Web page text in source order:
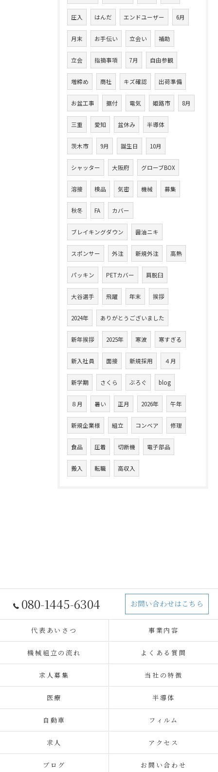
圧入 はんだ エンドユーザー 6月
月末 お手伝い 立会い 補助
立会 指摘事項 7月 自由参観
増締め 商社 キズ確認 出荷準備
お盆工事 据付 電気 姫路市 8月
三重 愛知 盆休み 半導体
茨木市 9月 誕生日 10月
シャッター 大阪府 グローブBOX
溶接 検品 気密 機械 募集
秋冬 FA カバー
ブレイキングダウン 醤油ニキ
スポンサー 外注 新規外注 高熱
パッキン PETカバー 肩脱臼
大谷選手 飛躍 年末 挨拶
2024年 ありがとうございました
新年挨拶 2025年 寒波 寒すぎる
新入社員 面接 新規採用 ４月
新学期 さくら ぶろぐ blog
８月 暑い 正月 2026年 午年
新規企業様 組立 コンベア 修理
食品 圧着 切断機 電子部品
搬入 転職 高収入
080-1445-6304 お問い合わせはこちら
代表あいさつ 事業内容
機械組立の流れ よくある質問
求人募集 当社の特徴
医療 半導体
自動車 フィルム
求人 アクセス
ブログ お問い合わせ